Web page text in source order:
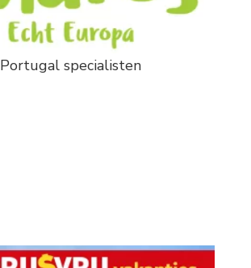
Portugal specialisten